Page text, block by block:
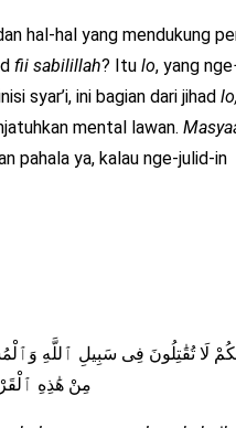
hal-hal yang mendukung
fii sabilillah? Itu lo, yang nge
syar’i, ini bagian dari jihad lo,
mental lawan.
pahala ya, kalau nge-julid-in
لَا تُقَٰتِلُونَ فِى سَبِيلِ ٱللَّهِ
مِنْ هَٰذِهِ